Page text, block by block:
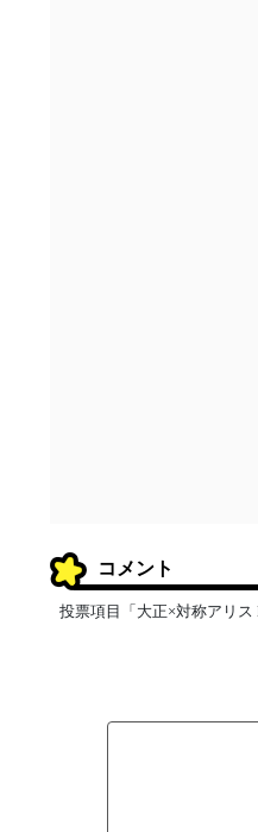
コメント
投票項目「大正×対称アリス